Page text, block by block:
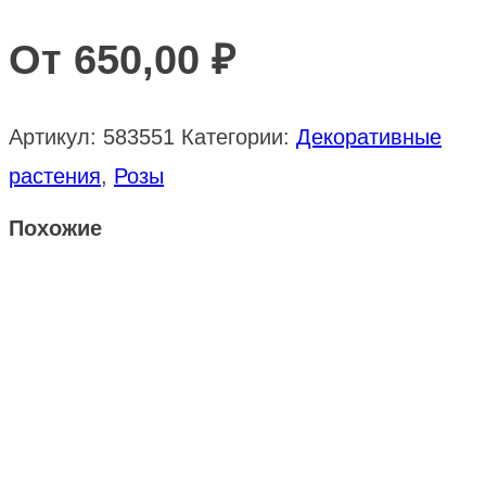
От 650,00 ₽
Артикул: 583551 Категории: Декоративные
растения, Розы
Похожие